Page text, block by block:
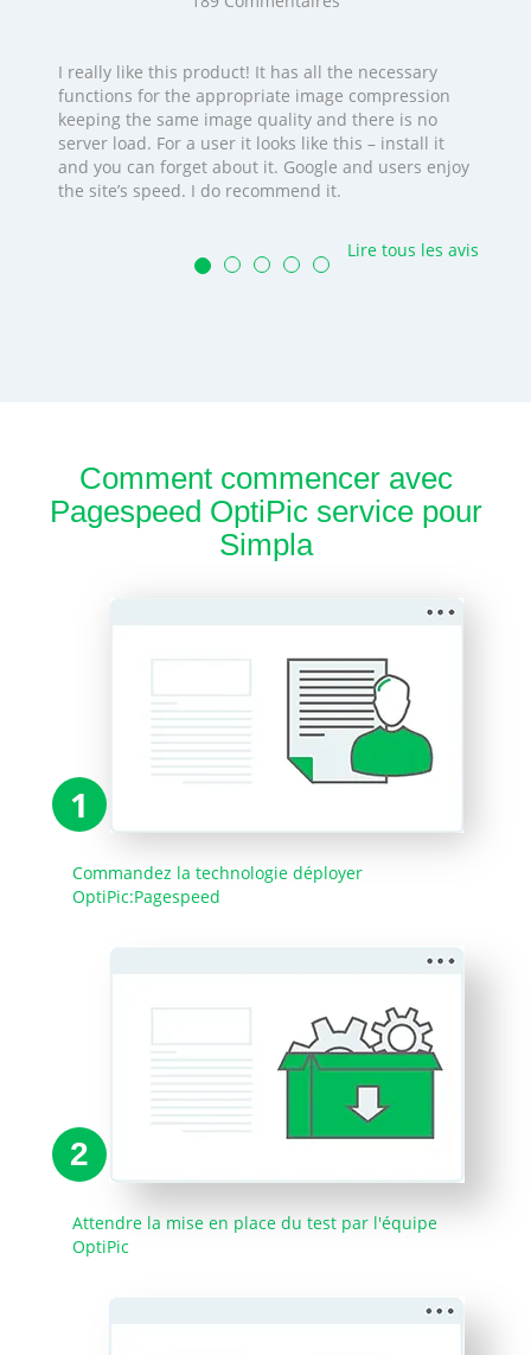
I really like this product! It has all the necessary
functions for the appropriate image compression
keeping the same image quality and there is no
server load. For a user it looks like this – install it
and you can forget about it. Google and users enjoy
the site’s speed. I do recommend it.
Lire tous les avis
Comment commencer avec
Pagespeed OptiPic service pour
Simpla
1
Commandez la technologie déployer
OptiPic:Pagespeed
2
Attendre la mise en place du test par l'équipe
OptiPic